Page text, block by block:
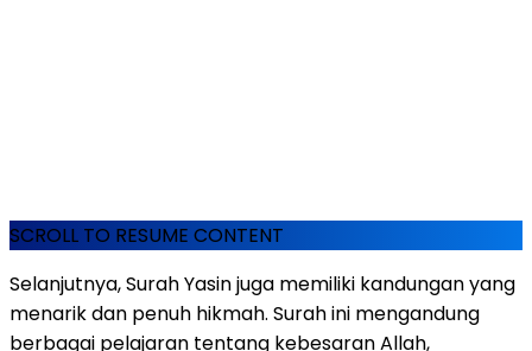
SCROLL TO RESUME CONTENT
Selanjutnya, Surah Yasin juga memiliki kandungan yang
menarik dan penuh hikmah. Surah ini mengandung
berbagai pelajaran tentang kebesaran Allah,